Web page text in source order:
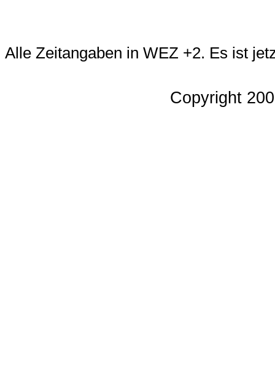
Alle Zeitangaben in WEZ +2. Es ist
Copyright